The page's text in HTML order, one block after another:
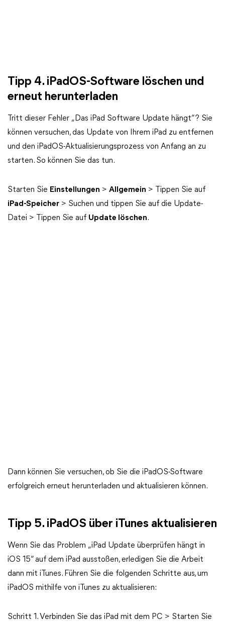
Tipp 4. iPadOS-Software löschen und
erneut herunterladen
Tritt dieser Fehler „Das iPad Software Update hängt“? Sie
können versuchen, das Update von Ihrem iPad zu entfernen
und den iPadOS-Aktualisierungsprozess von Anfang an zu
starten. So können Sie das tun.
Starten Sie Einstellungen > Allgemein > Tippen Sie auf
iPad-Speicher > Suchen und tippen Sie auf die Update-
Datei > Tippen Sie auf Update löschen.
Dann können Sie versuchen, ob Sie die iPadOS-Software
erfolgreich erneut herunterladen und aktualisieren können.
Tipp 5. iPadOS über iTunes aktualisieren
Wenn Sie das Problem „iPad Update überprüfen hängt in
iOS 15“ auf dem iPad ausstoßen, erledigen Sie die Arbeit
dann mit iTunes. Führen Sie die folgenden Schritte aus, um
iPadOS mithilfe von iTunes zu aktualisieren:
Schritt 1. Verbinden Sie das iPad mit dem PC > Starten Sie